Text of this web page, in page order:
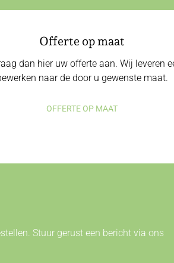
Offerte op maat
dan hier uw offerte aan. Wij leveren
naar de door u gewenste maat.
OFFERTE OP MAAT
Stuur gerust een bericht via ons